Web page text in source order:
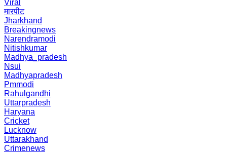
Viral
मारपीट
Jharkhand
Breakingnews
Narendramodi
Nitishkumar
Madhya_pradesh
Nsui
Madhyapradesh
Pmmodi
Rahulgandhi
Uttarpradesh
Haryana
Cricket
Lucknow
Uttarakhand
Crimenews